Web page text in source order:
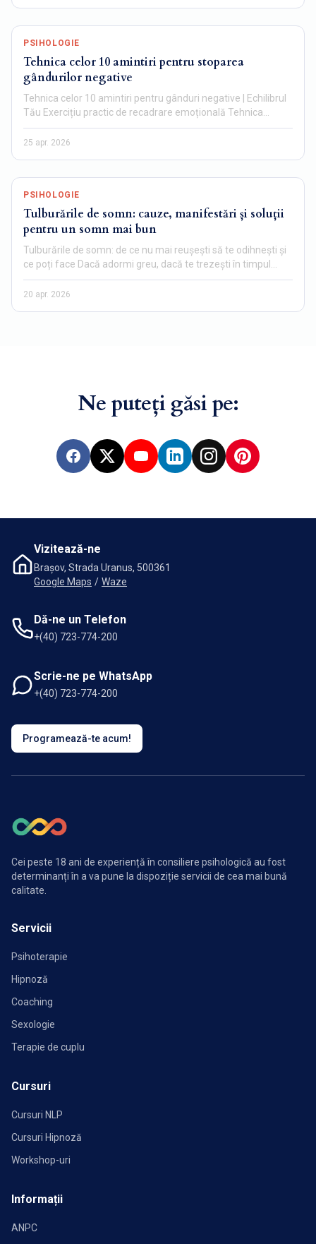
PSIHOLOGIE
Tehnica celor 10 amintiri pentru stoparea
gândurilor negative
Tehnica celor 10 amintiri pentru gânduri negative | Echilibrul
Tău Exercițiu practic de recadrare emoțională Tehnica…
25 apr. 2026
PSIHOLOGIE
Tulburările de somn: cauze, manifestări și soluții
pentru un somn mai bun
Tulburările de somn: de ce nu mai reușești să te odihnești și
ce poți face Dacă adormi greu, dacă te trezești în timpul…
20 apr. 2026
Ne puteți găsi pe:
Facebook
X YouTubeLinkedInInstagramPinterest
Vizitează-ne
Brașov, Strada Uranus, 500361
Google Maps / Waze
Dă-ne un Telefon
+(40) 723-774-200
Scrie-ne pe WhatsApp
+(40) 723-774-200
Programează-te acum!
Cei peste 18 ani de experiență în consiliere psihologică au fost
determinanți în a va pune la dispoziție servicii de cea mai bună
calitate.
Servicii
Psihoterapie
Hipnoză
Coaching
Sexologie
Terapie de cuplu
Cursuri
Cursuri NLP
Cursuri Hipnoză
Workshop-uri
Informații
ANPC